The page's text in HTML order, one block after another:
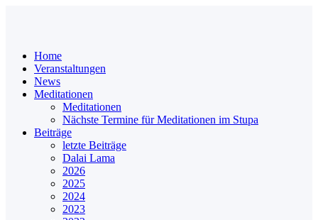
Home
Veranstaltungen
News
Meditationen
Meditationen
Nächste Termine für Meditationen im Stupa
Beiträge
letzte Beiträge
Dalai Lama
2026
2025
2024
2023